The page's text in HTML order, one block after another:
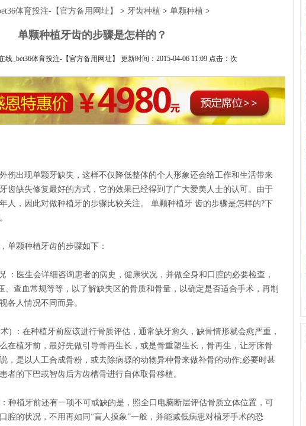
体育投注-【官方备用网址】 > 牙齿种植 > 单颗种植 >
单颗种植牙齿的步骤是怎样的？
线_bet36体育投注-【官方备用网址】 更新时间：2015-04-06 11:09 点击： 次
伤出现单颗牙缺失，这样不仅降低整体的个人形象还会给工作和生活带来
齿缺失修复最好的方式，它的效果已经得到了广大爱美人士的认可。由于
人，因此对做种植牙的步骤比较关注。 单颗种植牙 齿的步骤是怎样的?下
颗种植牙齿的步骤如下：
医生会详细咨询患者的病史，健康状况，并做全身和口腔的必要检查，
、查血常规等等，以了解缺失区的骨质和骨量，以确定是否适合手术，再制
各人情况不同而异。
在种植牙前应该进行骨质评估，通常缺牙愈久，缺骨情形就会愈严重，
在植牙前，最好先做引导骨再生长，或是骨重塑生长，骨再生，让牙床骨
，是以人工合成骨粉，或去除病塬的动物异种骨来做补骨的动作;必要时甚
者的下巴或智齿后方齿槽骨进行自体取骨移植。
植牙前还有一项不可或缺的是，照全口电脑断层评估骨质立体位置，可
腔的状况，不用再如同“盲人摸象”一般，并能减低病患对植牙手术的恐